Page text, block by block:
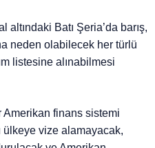
Batı Şeria’da barış,
neden olabilecek her türlü
listesine alınabilmesi
Amerikan finans sistemi
vize alamayacak,